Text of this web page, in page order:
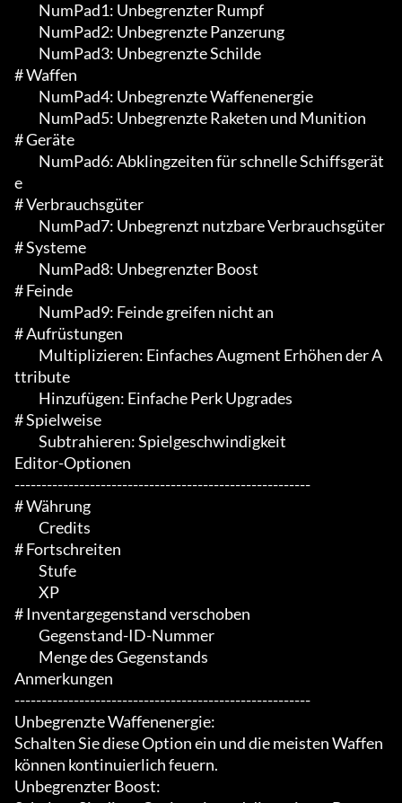
# Waffen
# Geräte
e
# Verbrauchsgüter
# Systeme
# Feinde
# Aufrüstungen
ttribute
# Spielweise
Editor-Optionen
-------------------------------------------------------
# Währung
# Fortschreiten
# Inventargegenstand verschoben
Anmerkungen
-------------------------------------------------------
Unbegrenzte Waffenenergie:
Schalten Sie diese Option ein und die meisten Waffen
können kontinuierlich feuern.
Unbegrenzter Boost: